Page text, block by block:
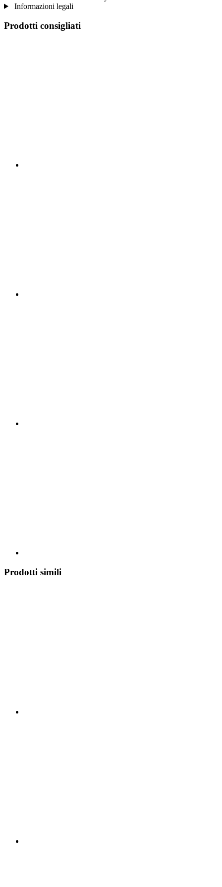
Informazioni legali
Prodotti consigliati
Prodotti simili